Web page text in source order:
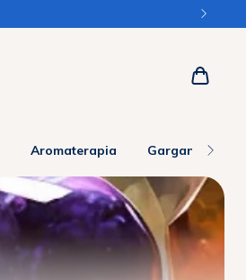
Aromaterapia Gargantillas y